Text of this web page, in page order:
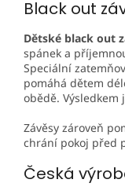
Black out
Dětské black out
spánek a
Speciální
pomáhá dětem
obědě.
Závěsy zároveň
chrání pokoj před
Česká